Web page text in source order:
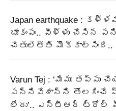
Japan earthquake :
భూకంపం.. వీళ్ళు చేసిన
చేతులెత్తి మొక్కాల్సిందే..
Varun Tej : ‘మేము తప్పు
సన్నివేశాన్ని తొలగించే
లేదు’.. ఎన్టీఆర్ ట్రోల్